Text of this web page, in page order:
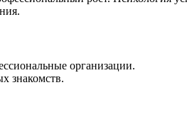
организации.
знакомств.